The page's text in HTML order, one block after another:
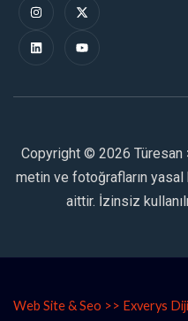
Kimyasal
n
a
m
-
i
r
i
e
o
u
Copyright © 2026 Türesan
metin ve fotoğrafların yasal
aittir. İzinsiz
Web Site & Seo >> Exverys